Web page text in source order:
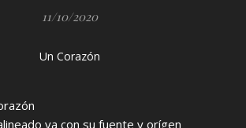
11/10/2020
Un Corazón
ya con su fuente y orígen